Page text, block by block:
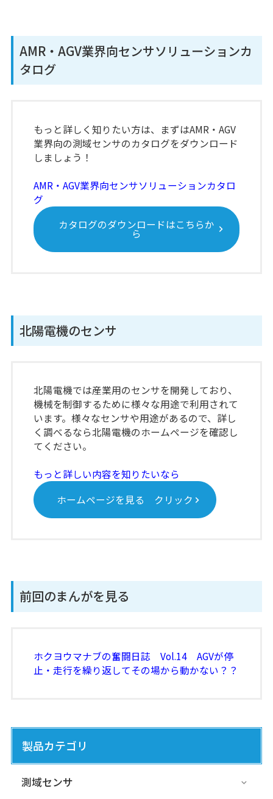
AMR・AGV業界向センサソリューションカ
タログ
もっと詳しく知りたい方は、まずはAMR・AGV
業界向の測域センサのカタログをダウンロード
しましょう！
AMR・AGV業界向センサソリューションカタロ
グ
カタログのダウンロードはこちらか
ら
北陽電機のセンサ
北陽電機では産業用のセンサを開発しており、
機械を制御するために様々な用途で利用されて
います。様々なセンサや用途があるので、詳し
く調べるなら北陽電機のホームページを確認し
てください。
もっと詳しい内容を知りたいなら
ホームページを見る クリック
前回のまんがを見る
ホクヨウマナブの奮闘日誌 Vol.14 AGVが停
止・走行を繰り返してその場から動かない？？
製品カテゴリ
測域センサ